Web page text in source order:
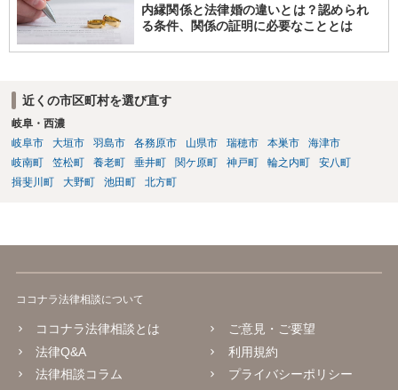
内縁関係と法律婚の違いとは？認められ
る条件、関係の証明に必要なこととは
近くの市区町村を選び直す
岐阜・西濃
岐阜市
大垣市 羽島市 各務原市 山県市 瑞穂市 本巣市
海津市
岐南町
笠松町 養老町 垂井町 関ケ原町 神戸町 輪之内町
安八町
揖斐川町
大野町 池田町 北方町
ココナラ法律相談について
ココナラ法律相談とは
法律Q&A
法律相談コラム
ご意見・ご要望
利用規約
プライバシーポリシー